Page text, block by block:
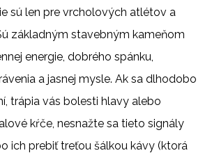
sú len pre vrcholových atlétov a
základným stavebným kameňom
energie, dobrého spánku,
a jasnej mysle. Ak sa dlhodobo
trápia vás bolesti hlavy alebo
kŕče, nesnažte sa tieto signály
ich prebiť treťou šálkou kávy (ktorá